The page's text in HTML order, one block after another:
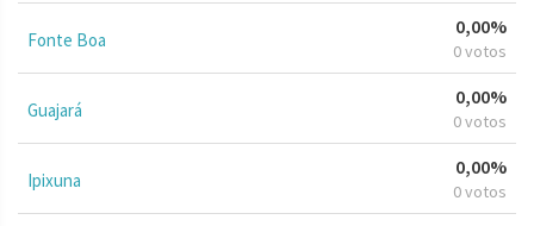
Fonte Boa
0,00%
0 votos
Guajará
0,00%
0 votos
Ipixuna
0,00%
0 votos